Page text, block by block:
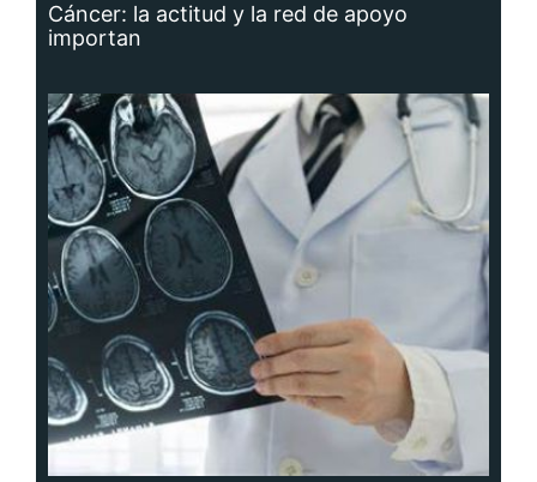
Cáncer: la actitud y la red de apoyo
importan